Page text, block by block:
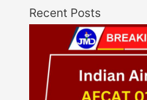
Recent Posts